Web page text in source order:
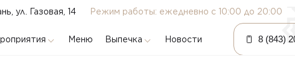
​ул. Газовая, 14 Режим работы: ежедневно с 10:00 до 20:00
Меню Выпечка Новости 8 (843)